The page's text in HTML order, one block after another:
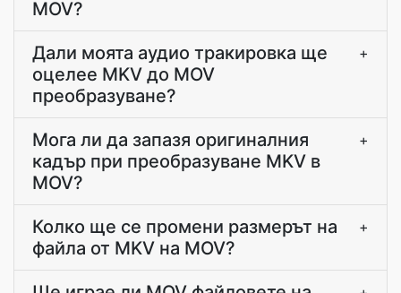
MOV?
Дали моята аудио тракировка ще
оцелее MKV до MOV
преобразуване?
+
Мога ли да запазя оригиналния
кадър при преобразуване MKV в
MOV?
+
Колко ще се промени размерът на
файла от MKV на MOV?
+